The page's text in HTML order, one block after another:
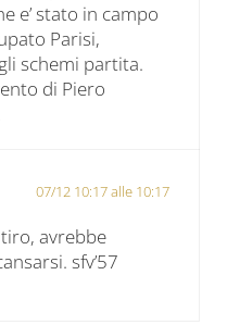
e’ stato in campo
Parisi,
schemi partita.
di Piero
07/12 10:17 alle 10:17
avrebbe
sfv’57